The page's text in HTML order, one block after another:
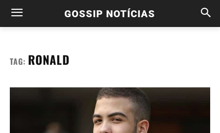
GOSSIP NOTÍCIAS
TAG: RONALD